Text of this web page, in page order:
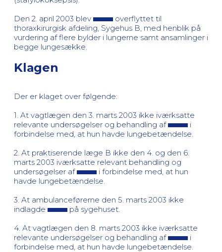
Den 2. april 2003 blev
overflyttet til
thoraxkirurgisk afdeling, Sygehus B, med henblik på
vurdering af flere bylder i lungerne samt ansamlinger i
begge lungesække.
Klagen
Der er klaget over følgende:
1. At vagtlægen den 3. marts 2003 ikke iværksatte
relevante undersøgelser og behandling af
i
forbindelse med, at hun havde lungebetændelse.
2. At praktiserende læge B ikke den 4. og den 6.
marts 2003 iværksatte relevant behandling og
undersøgelser af
i forbindelse med, at hun
havde lungebetændelse.
3. At ambulanceførerne den 5. marts 2003 ikke
indlagde
på sygehuset.
4. At vagtlægen den 8. marts 2003 ikke iværksatte
relevante undersøgelser og behandling af
i
forbindelse med, at hun havde lungebetændelse.